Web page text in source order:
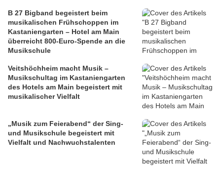
B 27 Bigband begeistert beim
musikalischen Frühschoppen im
Kastaniengarten – Hotel am Main
überreicht 800-Euro-Spende an die
Musikschule
Veitshöchheim macht Musik –
Musikschultag im Kastaniengarten
des Hotels am Main begeistert mit
musikalischer Vielfalt
„Musik zum Feierabend“ der Sing-
und Musikschule begeistert mit
Vielfalt und Nachwuchstalenten